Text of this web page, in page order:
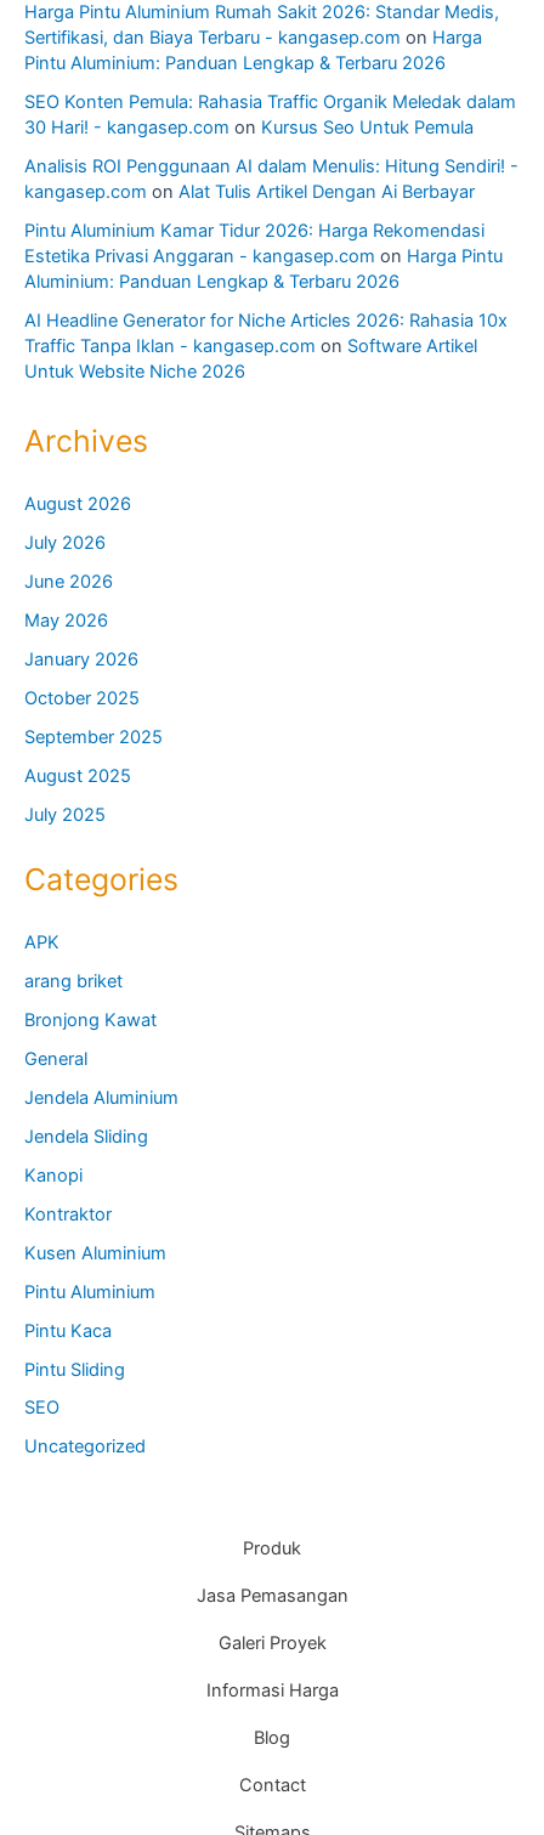
Harga Pintu Aluminium Rumah Sakit 2026: Standar Medis,
Sertifikasi, dan Biaya Terbaru - kangasep.com on Harga
Pintu Aluminium: Panduan Lengkap & Terbaru 2026
SEO Konten Pemula: Rahasia Traffic Organik Meledak dalam
30 Hari! - kangasep.com on Kursus Seo Untuk Pemula
Analisis ROI Penggunaan AI dalam Menulis: Hitung Sendiri! -
kangasep.com on Alat Tulis Artikel Dengan Ai Berbayar
Pintu Aluminium Kamar Tidur 2026: Harga Rekomendasi
Estetika Privasi Anggaran - kangasep.com on Harga Pintu
Aluminium: Panduan Lengkap & Terbaru 2026
AI Headline Generator for Niche Articles 2026: Rahasia 10x
Traffic Tanpa Iklan - kangasep.com on Software Artikel
Untuk Website Niche 2026
Archives
August 2026
July 2026
June 2026
May 2026
January 2026
October 2025
September 2025
August 2025
July 2025
Categories
APK
arang briket
Bronjong Kawat
General
Jendela Aluminium
Jendela Sliding
Kanopi
Kontraktor
Kusen Aluminium
Pintu Aluminium
Pintu Kaca
Pintu Sliding
SEO
Uncategorized
Produk
Jasa Pemasangan
Galeri Proyek
Informasi Harga
Blog
Contact